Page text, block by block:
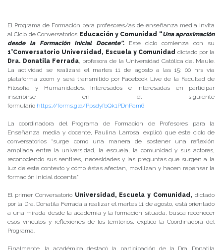
El Programa de Formación para profesores/as de enseñanza media invita
al Ciclo de Conversatorios Educación y Comunidad “Una aproximación
desde la Formación Inicial Docente”. Este ciclo comienza con su
1°Conversatorio Universidad, Escuela y Comunidad dictado por la
Dra. Donatila Ferrada, profesora de la Universidad Católica del Maule.
La actividad se realizará el martes 11 de agosto a las 15: 00 hrs vía
plataforma zoom y será transmitido por Facebook Live de la Facultad de
Filosofía y Humanidades. Interesados e interesadas en participar
inscribirse en el siguiente
formulario https://forms.gle/PpsdyfbQk1PDnPam6
La coordinadora del Programa de Formación de Profesores para la
Enseñanza media y docente, Paulina Larrosa, explicó que este ciclo de
conversatorios “surge como una manera de sostener una reflexión
ampliada entre la universidad, la escuela, la comunidad y sus actores,
reconociendo sus sentires, necesidades y las preguntas que surgen a la
luz de este contexto y cómo éstas afectan, movilizan y hacen repensar la
formación inicial docente.”
El primer Conversatorio Universidad, Escuela y Comunidad, dictado
por la Dra. Donatila Ferrada a realizar el martes 11 de agosto, está orientado
a una mirada desde la academia y la formación situada, busca reconocer
esos vínculos y reflexiones de los territorios, explicó la Coordinadora del
Programa.
Finalmente, la académica destacó la participación de la Dra. Donatila